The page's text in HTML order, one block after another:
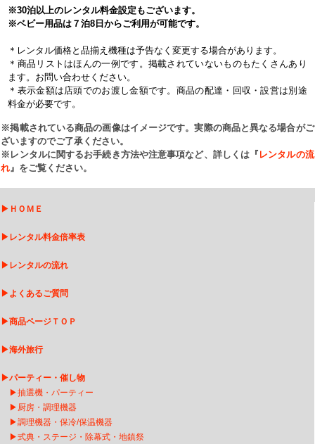
※30泊以上のレンタル料金設定もございます。
※ベビー用品は７泊8日からご利用が可能です。
＊レンタル価格と品揃え機種は予告なく変更する場合があります。
＊商品リストはほんの一例です。掲載されていないものもたくさんあり
ます。お問い合わせください。
＊表示金額は店頭でのお渡し金額です。商品の配達・回収・設営は別途
料金が必要です。
※掲載されている商品の画像はイメージです。実際の商品と異なる場合がご
ざいますのでご了承ください。
※レンタルに関するお手続き方法や注意事項など、詳しくは『 レンタルの流
れ』をご覧ください。
▶ ＨＯＭＥ
▶ レンタル料金倍率表
▶ レンタルの流れ
▶よくあるご質問
▶商品ページＴＯＰ
▶海外旅行
▶パーティー・催し物
▶抽選機・パーティー
▶ 厨房・調理機器
▶調理機器・保冷/保温機器
▶式典・ステージ・除幕式・地鎮祭